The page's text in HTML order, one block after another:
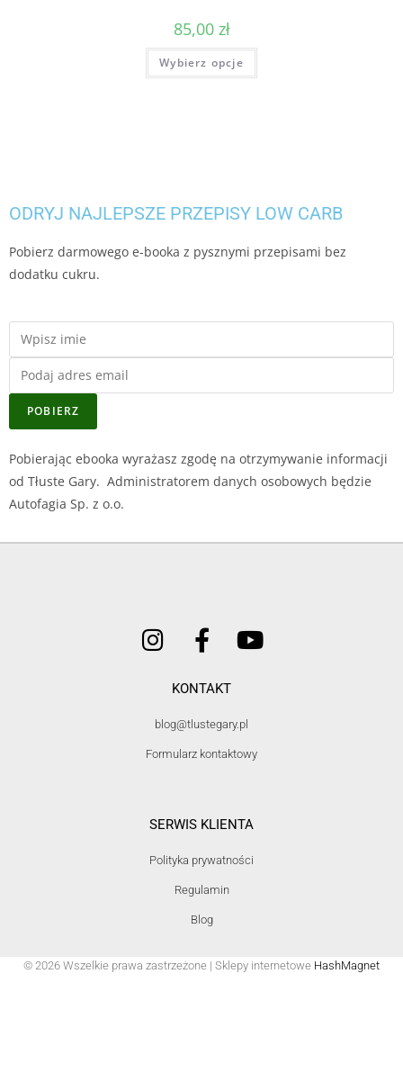
85,00 zł
Wybierz opcje
ODRYJ NAJLEPSZE PRZEPISY LOW CARB
Pobierz darmowego e-booka z pysznymi przepisami bez
dodatku cukru.
POBIERZ
Pobierając ebooka wyrażasz zgodę na otrzymywanie informacji
od Tłuste Gary. Administratorem danych osobowych będzie
Autofagia Sp. z o.o.
KONTAKT
blog@tlustegary.pl
Formularz kontaktowy
SERWIS KLIENTA
Polityka prywatności
Regulamin
Blog
© 2026 Wszelkie prawa zastrzeżone | Sklepy internetowe HashMagnet